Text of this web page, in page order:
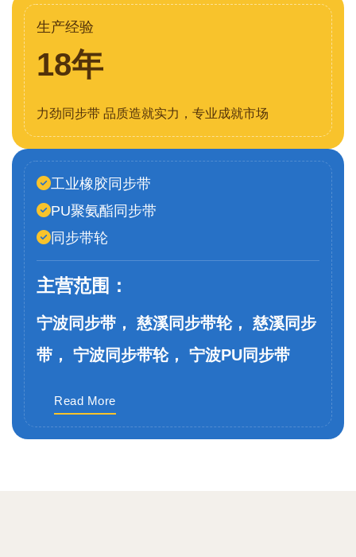
生产经验
18年
力劲同步带 品质造就实力，专业成就市场
工业橡胶同步带
PU聚氨酯同步带
同步带轮
主营范围：
宁波同步带， 慈溪同步带轮， 慈溪同步
带， 宁波同步带轮， 宁波PU同步带
Read More